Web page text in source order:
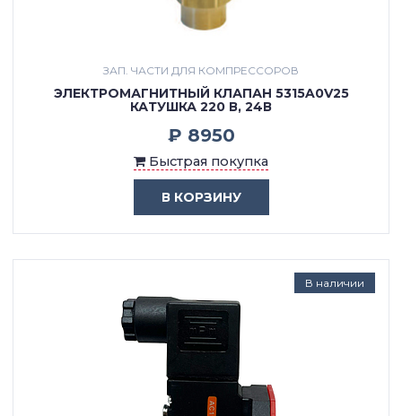
ЗАП. ЧАСТИ ДЛЯ КОМПРЕССОРОВ
ЭЛЕКТРОМАГНИТНЫЙ КЛАПАН 5315A0V25
КАТУШКА 220 В, 24В
₽ 8950
Быстрая покупка
В КОРЗИНУ
В наличии